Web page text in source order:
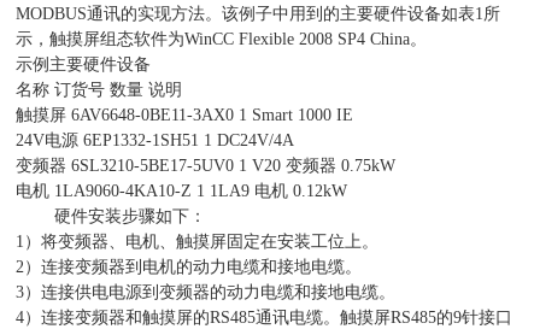
MODBUS通讯的实现方法。该例子中用到的主要硬件设备如表1所
示，触摸屏组态软件为WinCC Flexible 2008 SP4 China。
示例主要硬件设备
名称 订货号 数量 说明
触摸屏 6AV6648-0BE11-3AX0 1 Smart 1000 IE
24V电源 6EP1332-1SH51 1 DC24V/4A
变频器 6SL3210-5BE17-5UV0 1 V20 变频器 0.75kW
电机 1LA9060-4KA10-Z 1 1LA9 电机 0.12kW
硬件安装步骤如下：
1）将变频器、电机、触摸屏固定在安装工位上。
2）连接变频器到电机的动力电缆和接地电缆。
3）连接供电电源到变频器的动力电缆和接地电缆。
4）连接变频器和触摸屏的RS485通讯电缆。触摸屏RS485的9针接口